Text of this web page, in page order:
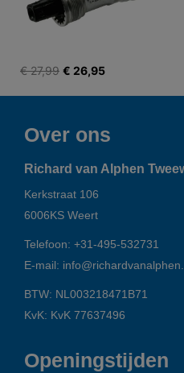
€ 27,99 € 26,95
Over ons
Richard van Alphen
Kerkstraat 106
6006KS Weert
Telefoon: +31-495-532731
E-mail:
BTW: NL003218471B71
KvK: KvK 77637496
Openingstijden